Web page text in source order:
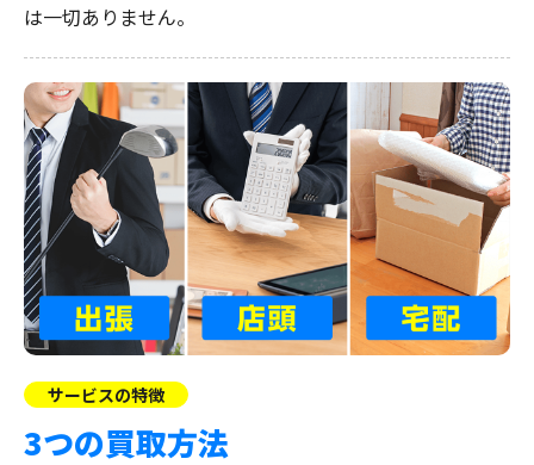
は一切ありません。
サービスの特徴
3つの買取方法